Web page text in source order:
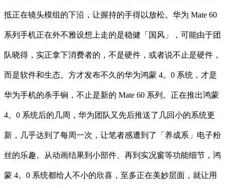
抵正在镜头模组的下沿，让握持的手得以放松。华为 Mate 60
系列手机正在外不雅设想上走的是稳健「国风」，可能由于团
队晓得，实正拿下消费者的，不是硬件，或者说不止是硬件，
而是软件和生态。方才发布不久的华为鸿蒙 4。0 系统，才是
华为手机的杀手锏，不止是新的 Mate 60 系列。正在推出鸿蒙
4。0 系统后的几周，华为团队又先后推送了几回小的系统更
新，几乎达到了每周一次，让笔者感遭到了「养成系」电子粉
丝的乐趣。从动画结果到小部件、再到实况窗等功能细节，鸿
蒙 4。0 系统都给人不小的欣喜，至多正在美妙层面，就让用